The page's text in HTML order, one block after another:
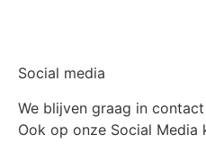
Social media
We blijven graag in
Ook op onze Social Media